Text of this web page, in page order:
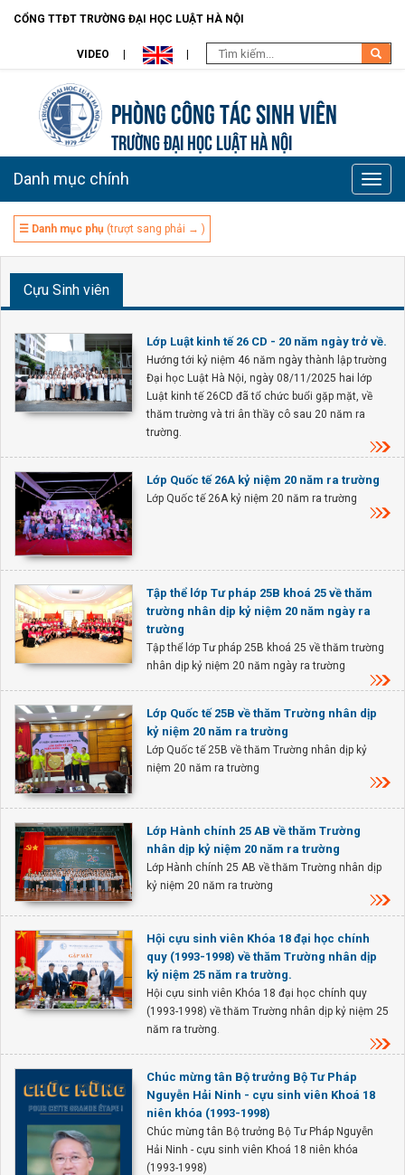
CỔNG TTĐT TRƯỜNG ĐẠI HỌC LUẬT HÀ NỘI
VIDEO
Phòng Công tác sinh viên
TRƯỜNG ĐẠI HỌC LUẬT HÀ NỘI
Toggle
Danh mục chính
☰ Danh mục phụ (trượt sang phải → )
Cựu Sinh viên
Lớp Luật kinh tế 26 CD - 20 năm ngày trở về.
Hướng tới kỷ niệm 46 năm ngày thành lập trường
Đại học Luật Hà Nội, ngày 08/11/2025 hai lớp
Luật kinh tế 26CD đã tổ chức buổi gặp mặt, về
thăm trường và tri ân thầy cô sau 20 năm ra
trường.
Lớp Quốc tế 26A kỷ niệm 20 năm ra trường
Lớp Quốc tế 26A kỷ niệm 20 năm ra trường
Tập thể lớp Tư pháp 25B khoá 25 về thăm
trường nhân dịp kỷ niệm 20 năm ngày ra
trường
Tập thể lớp Tư pháp 25B khoá 25 về thăm trường
nhân dịp kỷ niệm 20 năm ngày ra trường
Lớp Quốc tế 25B về thăm Trường nhân dịp
kỷ niệm 20 năm ra trường
Lớp Quốc tế 25B về thăm Trường nhân dịp kỷ
niệm 20 năm ra trường
Lớp Hành chính 25 AB về thăm Trường
nhân dịp kỷ niệm 20 năm ra trường
Lớp Hành chính 25 AB về thăm Trường nhân dịp
kỷ niệm 20 năm ra trường
Hội cựu sinh viên Khóa 18 đại học chính
quy (1993-1998) về thăm Trường nhân dịp
kỷ niệm 25 năm ra trường.
Hội cựu sinh viên Khóa 18 đại học chính quy
(1993-1998) về thăm Trường nhân dịp kỷ niệm 25
năm ra trường.
Chúc mừng tân Bộ trưởng Bộ Tư Pháp
Nguyễn Hải Ninh - cựu sinh viên Khoá 18
niên khóa (1993-1998)
Chúc mừng tân Bộ trưởng Bộ Tư Pháp Nguyễn
Hải Ninh - cựu sinh viên Khoá 18 niên khóa
(1993-1998)